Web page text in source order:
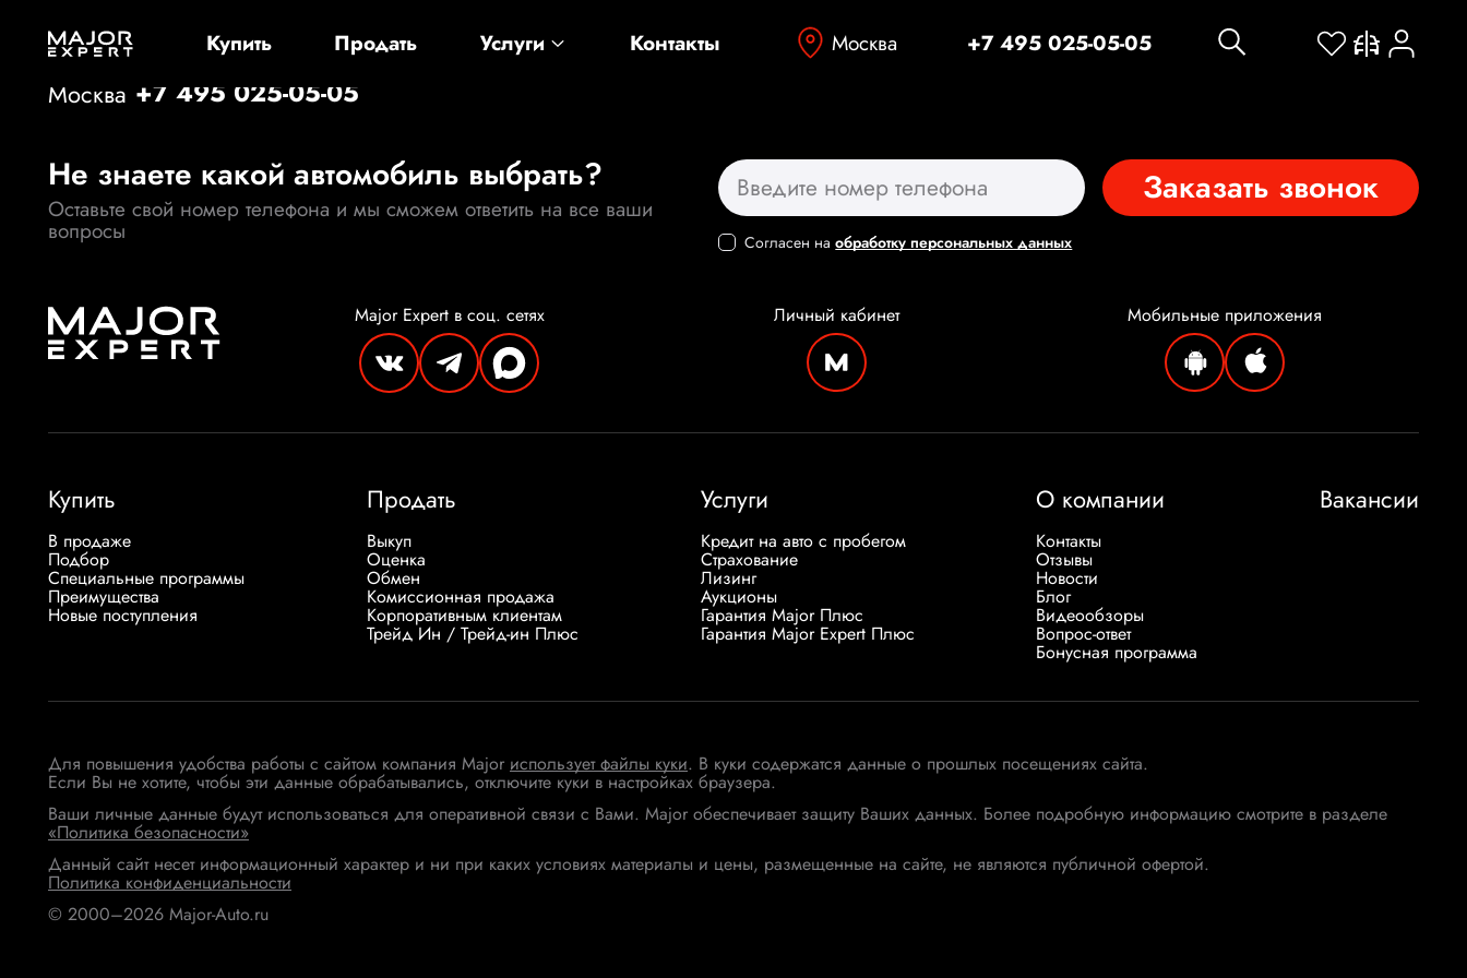
Купить Продать Услуги Контакты Москва +7 495 025-05-05
Москва +7 495 025-05-05
Не знаете какой автомобиль выбрать?
Оставьте свой номер телефона и мы сможем ответить на все ваши
вопросы
Заказать звонок
Согласен наобработку персональных данных
Major Expert в соц. сетях Личный кабинет Мобильные приложения
Купить
В продаже
Подбор
Специальные программы
Преимущества
Новые поступления
Продать
Выкуп
Оценка
Обмен
Комиссионная продажа
Корпоративным клиентам
Трейд Ин / Трейд-ин Плюс
Услуги
Кредит на авто с пробегом
Страхование
Лизинг
Аукционы
Гарантия Major Плюс
Гарантия Major Expert Плюс
О компании
Контакты
Отзывы
Новости
Блог
Видеообзоры
Вопрос-ответ
Бонусная программа
Вакансии
Для повышения удобства работы с сайтом компания Major использует файлы куки. В куки содержатся данные о прошлых посещениях сайта.
Если Вы не хотите, чтобы эти данные обрабатывались, отключите куки в настройках браузера.
Ваши личные данные будут использоваться для оперативной связи с Вами. Major обеспечивает защиту Ваших данных. Более подробную информацию смотрите в разделе
«Политика безопасности»
Данный сайт несет информационный характер и ни при каких условиях материалы и цены, размещенные на сайте, не являются публичной офертой.
Политика конфиденциальности
© 2000–2026 Major-Auto.ru